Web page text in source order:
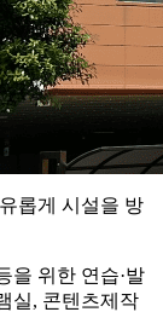
롭게 시설을 방
을 위한 연습·발
실, 콘텐츠제작